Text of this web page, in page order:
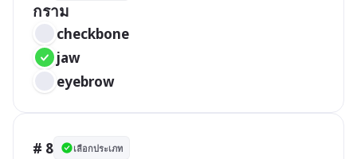
กราม
checkbone
jaw
eyebrow
# 8 เลือกประเภท